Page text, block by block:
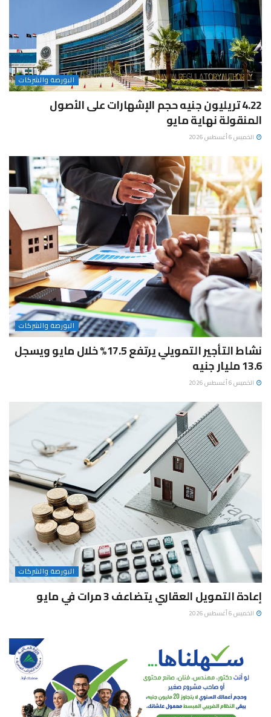
البورصة والشركات
4.22 تريليون جنيه حجم الإشهارات على الأصول
المنقولة نهاية مايو
الخميس 6 أغسطس 2026
البورصة والشركات
نشاط التأجير التمويلي يرتفع 17.5% خلال مايو ويسجل
13.6 مليار جنيه
الخميس 6 أغسطس 2026
البورصة والشركات
إعادة التمويل العقاري يتضاعف 3 مرات في مايو
الخميس 6 أغسطس 2026